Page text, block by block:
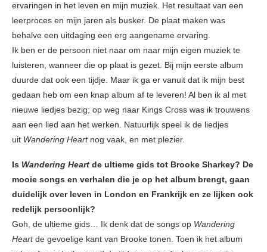
ervaringen in het leven en mijn muziek. Het resultaat van een
leerproces en mijn jaren als busker. De plaat maken was
behalve een uitdaging een erg aangename ervaring.
Ik ben er de persoon niet naar om naar mijn eigen muziek te
luisteren, wanneer die op plaat is gezet. Bij mijn eerste album
duurde dat ook een tijdje. Maar ik ga er vanuit dat ik mijn best
gedaan heb om een knap album af te leveren! Al ben ik al met
nieuwe liedjes bezig; op weg naar Kings Cross was ik trouwens
aan een lied aan het werken. Natuurlijk speel ik de liedjes
uit Wandering Heartnog vaak, en met plezier.
Is Wandering Heart de ultieme gids tot Brooke Sharkey? De
mooie songs en verhalen die je op het album brengt, gaan
duidelijk over leven in London en Frankrijk en ze lijken ook
redelijk persoonlijk?
Goh, de ultieme gids… Ik denk dat de songs op Wandering
Heartde gevoelige kant van Brooke tonen. Toen ik het album